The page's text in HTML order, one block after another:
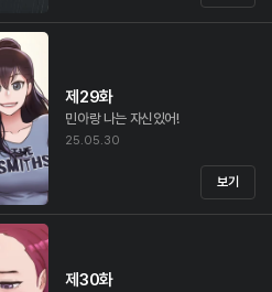
제29화
민아랑 나는 자신있어!
25.05.30
보기
제30화